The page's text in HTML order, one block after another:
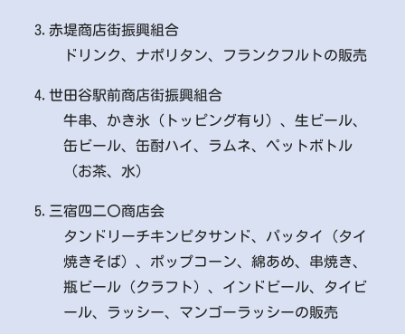
3.赤堤商店街振興組合
ドリンク、ナポリタン、フランクフルトの販売
4.世田谷駅前商店街振興組合
牛串、かき氷（トッピング有り）、生ビール、
缶ビール、缶酎ハイ、ラムネ、ペットボトル
（お茶、水）
5.三宿四二〇商店会
タンドリーチキンピタサンド、パッタイ（タイ
焼きそば）、ポップコーン、綿あめ、串焼き、
瓶ビール（クラフト）、インドビール、タイビ
ール、ラッシー、マンゴーラッシーの販売